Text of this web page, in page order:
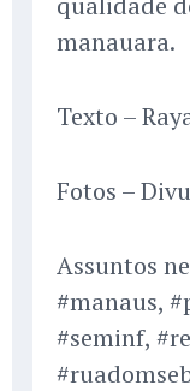
manauara.
Texto –
Fotos –
Assuntos
#manaus,
#seminf,